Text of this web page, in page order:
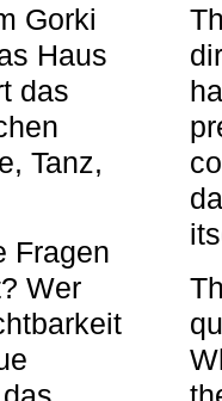
Gorki
Haus
das
Tanz,
Fragen
Wer